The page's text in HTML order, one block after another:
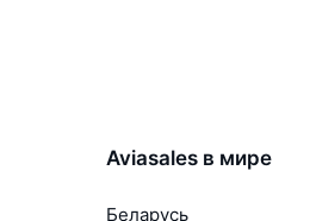
Aviasales в мире
Беларусь